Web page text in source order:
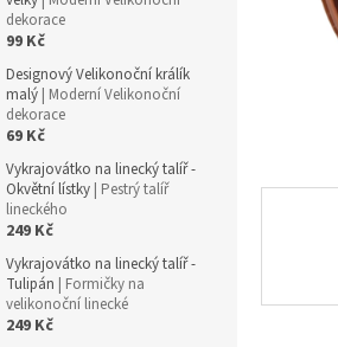
dekorace
99 Kč
Designový Velikonoční králík
malý | Moderní Velikonoční
dekorace
69 Kč
Vykrajovátko na linecký talíř -
Okvětní lístky | Pestrý talíř
lineckého
249 Kč
Vykrajovátko na linecký talíř -
Tulipán | Formičky na
velikonoční linecké
249 Kč